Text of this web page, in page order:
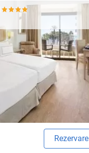
Rezervare